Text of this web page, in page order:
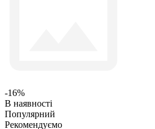
-16%
В наявності
Популярний
Рекомендуємо